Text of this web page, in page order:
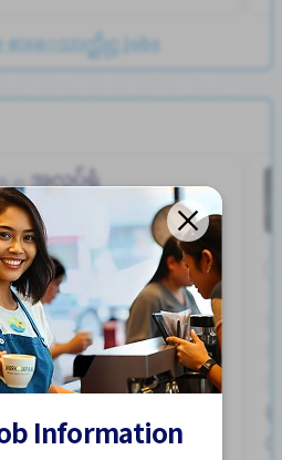
စားေသာက္ဆိုင္ jobs
in အလုပ်ရုံ
းထားရန္ေနရာရွိျခင္း
ႏွင့္နီးေသာ
ဘောနပ်စ်
အဆောင်တစ်စိတ်တစ်ပိုင်းဖုံးလွှမ်း
Information